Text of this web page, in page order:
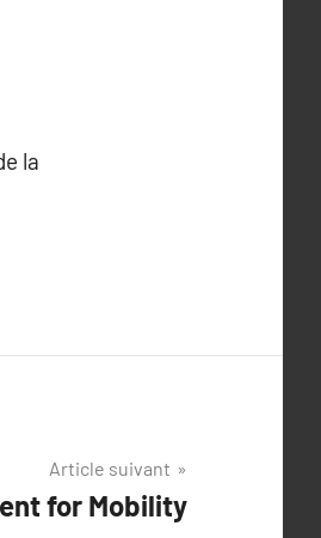
la
Article suivant
for Mobility